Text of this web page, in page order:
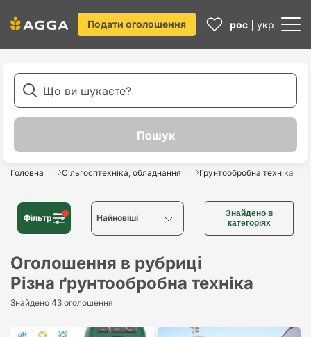
Подати оголошення рос укр
Головна Сільгосптехніка, обладнання Грунтообробна техніка
Фільтр Найновіші
Найновіші
Найстаріші
Знайдено в
категоріях
Оголошення в рубриці
Різна ґрунтообробна техніка
Знайдено 43 оголошення